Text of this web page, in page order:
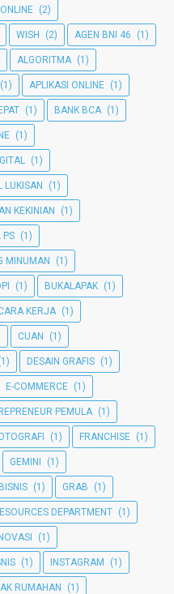
(2)
WISH (2) AGEN BNI 46 (1)
ALGORITMA (1)
(1) APLIKASI ONLINE (1)
(1) BANK BCA (1)
(1)
(1)
LUKISAN (1)
KEKINIAN (1)
PS (1)
MINUMAN (1)
(1) BUKALAPAK (1)
KERJA (1)
CUAN (1)
DESAIN GRAFIS (1)
E-COMMERCE (1)
PEMULA (1)
(1) FRANCHISE (1)
GEMINI (1)
(1) GRAB (1)
DEPARTMENT (1)
(1)
(1) INSTAGRAM (1)
RUMAHAN (1)